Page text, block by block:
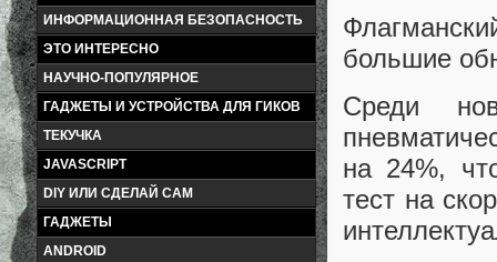
ИНФОРМАЦИОННАЯ БЕЗОПАСНОСТЬ
ЭТО ИНТЕРЕСНО
НАУЧНО-ПОПУЛЯРНОЕ
ГАДЖЕТЫ И УСТРОЙСТВА ДЛЯ ГИКОВ
ТЕКУЧКА
JAVASCRIPT
DIY ИЛИ СДЕЛАЙ САМ
ГАДЖЕТЫ
ANDROID
большие
Среди
на 24%,
тест на